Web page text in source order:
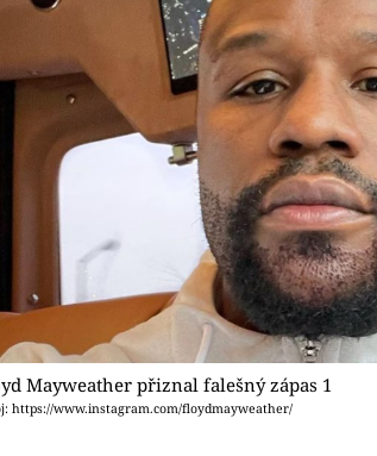
Mayweather přiznal falešný zápas 1
https://www.instagram.com/floydmayweather/